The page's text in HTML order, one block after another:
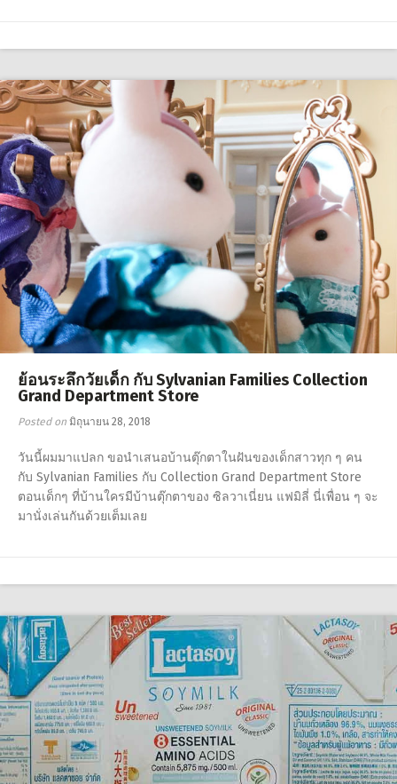
ย้อนระลึกวัยเด็ก กับ Sylvanian Families Collection
Grand Department Store
Posted on มิถุนายน 28, 2018
วันนี้ผมมาแปลก ขอนำเสนอบ้านตุ๊กตาในฝันของเด็กสาวทุก ๆ คน
กับ Sylvanian Families กับ Collection Grand Department Store
ตอนเด็กๆ ที่บ้านใครมีบ้านตุ๊กตาของ ซิลวาเนี่ยน แฟมิลี่ นี่เพื่อน ๆ จะ
มานั่งเล่นกันด้วยเต็มเลย